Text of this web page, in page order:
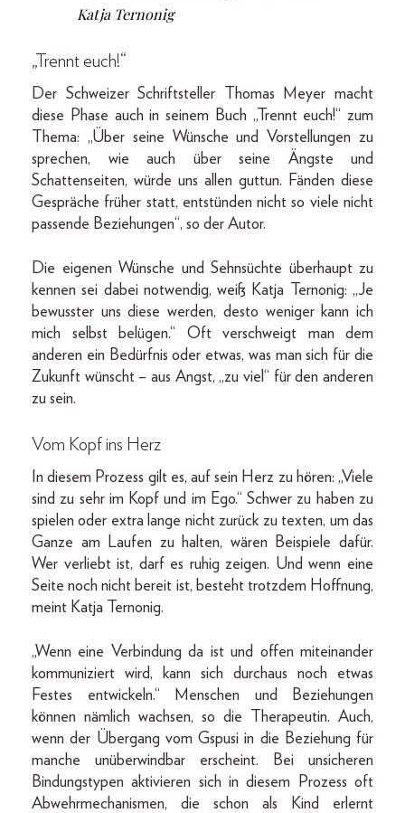
Katja Ternonig
„Trennt euch!“
Der Schweizer Schriftsteller Thomas Meyer macht
diese Phase auch in seinem Buch „Trennt euch!“ zum
Thema: „Über seine Wünsche und Vorstellungen zu
sprechen, wie auch über seine Ängste und
Schattenseiten, würde uns allen guttun. Fänden diese
Gespräche früher statt, entstünden nicht so viele nicht
passende Beziehungen“, so der Autor.
Die eigenen Wünsche und Sehnsüchte überhaupt zu
kennen sei dabei notwendig, weiß Katja Ternonig: „Je
bewusster uns diese werden, desto weniger kann ich
mich selbst belügen.“ Oft verschweigt man dem
anderen ein Bedürfnis oder etwas, was man sich für die
Zukunft wünscht – aus Angst, „zu viel“ für den anderen
zu sein.
Vom Kopf ins Herz
In diesem Prozess gilt es, auf sein Herz zu hören: „Viele
sind zu sehr im Kopf und im Ego.“ Schwer zu haben zu
spielen oder extra lange nicht zurück zu texten, um das
Ganze am Laufen zu halten, wären Beispiele dafür.
Wer verliebt ist, darf es ruhig zeigen. Und wenn eine
Seite noch nicht bereit ist, besteht trotzdem Hoffnung,
meint Katja Ternonig.
„Wenn eine Verbindung da ist und offen miteinander
kommuniziert wird, kann sich durchaus noch etwas
Festes entwickeln.“ Menschen und Beziehungen
können nämlich wachsen, so die Therapeutin. Auch,
wenn der Übergang vom Gspusi in die Beziehung für
manche unüberwindbar erscheint. Bei unsicheren
Bindungstypen aktivieren sich in diesem Prozess oft
Abwehrmechanismen, die schon als Kind erlernt